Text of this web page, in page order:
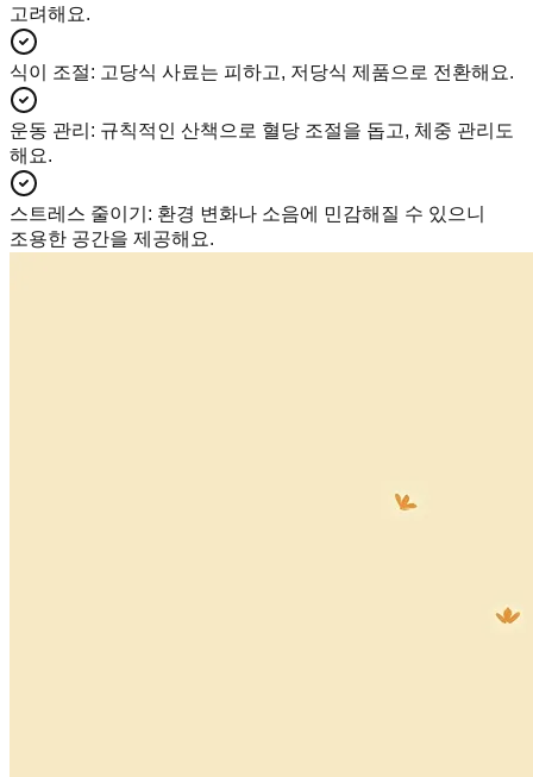
고려해요.
식이 조절: 고당식 사료는 피하고, 저당식 제품으로 전환해요.
운동 관리 : 규칙적인 산책으로 혈당 조절을 돕고, 체중 관리도
해요.
스트레스 줄이기 : 환경 변화나 소음에 민감해질 수 있으니
조용한 공간을 제공해요.